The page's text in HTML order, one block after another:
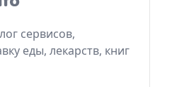
сервисов,
еды, лекарств, книг